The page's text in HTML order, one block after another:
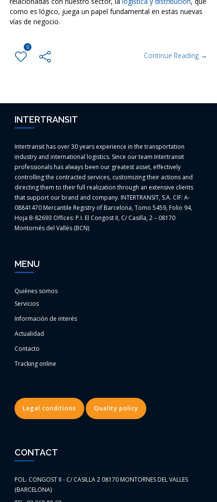
como es lógico, juega un papel fundamental en estas nuevas
vías de negocio.
0
Continue Reading →
INTERTRANSIT
Intertransit has over 30 years experience in the transportation
industry and international logistics. Since our team Intertransit
professionals has always been our greatest asset, effectively
controlling the contracted services, customizing their actions and
directing them to their full realization through an extensive clients
that support our brand and company. INTERTRANSIT, S.A. CIF: A-
08841470 Mercantile Registry of Barcelona, Tomo 5459, Folio 94,
Hoja B-82693 Offices: P.I. El Congost II, C/ Casilla, 2 – 08170
Montornés del Vallés (BCN)
MENU
Quiénes somos
Servicios
Información de interés
Actualidad
Contacto
Tracking online
Legal conditions Quality policy
CONTACT
POL. CONGOST II - C/ CASILLA 2 08170 MONTORNES DEL VALLES
(BARCELONA)